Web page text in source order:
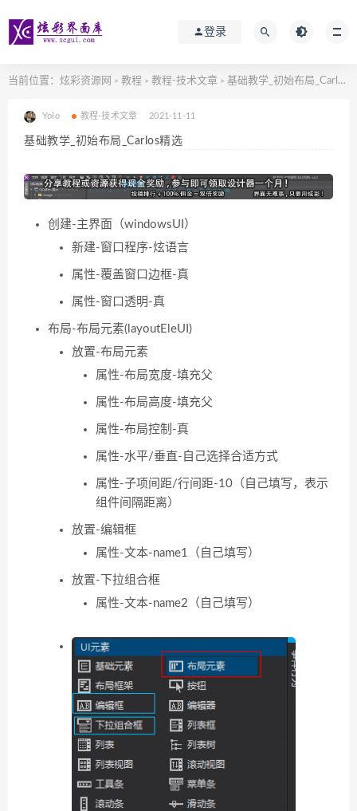
登录
当前位置： 炫彩资源网 > 教程 > 教程-技术文章 > 基础教学_初始布局_Carlos精选
Yolo 教程-技术文章 2021-11-11
基础教学_初始布局_Carlos精选
创建-主界面（windowsUI）
新建-窗口程序-炫语言
属性-覆盖窗口边框-真
属性-窗口透明-真
布局-布局元素(layoutEleUI)
放置-布局元素
属性-布局宽度-填充父
属性-布局高度-填充父
属性-布局控制-真
属性-水平/垂直-自己选择合适方式
属性-子项间距/行间距-10（自己填写，表示
组件间隔距离）
放置-编辑框
属性-文本-name1（自己填写）
放置-下拉组合框
属性-文本-name2（自己填写）